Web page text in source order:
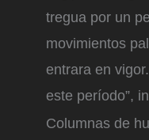
tregua por un
movimientos
entrara en
este período”,
Columnas de